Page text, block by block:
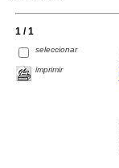
1 / 1
seleccionar
imprimir